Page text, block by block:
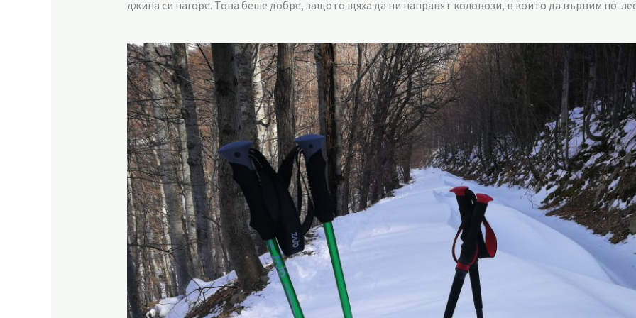
джипа си нагоре. Това беше добре, защото щяха да ни направят коловози, в които да вървим по-